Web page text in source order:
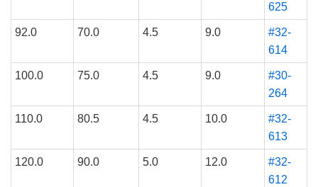
625
92.0 70.0 4.5 9.0
#32-
614
100.0 75.0 4.5 9.0
#30-
264
110.0 80.5 4.5 10.0
#32-
613
120.0 90.0 5.0 12.0
#32-
612